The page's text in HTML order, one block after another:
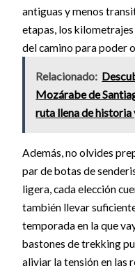
antiguas y menos
etapas, los
del camino para poder
Relacionado:
Mozárabe de
ruta llena de historia
Además, no olvides
par de botas de
ligera, cada elección
también llevar
temporada en la que
bastones de trekking
aliviar la tensión en las